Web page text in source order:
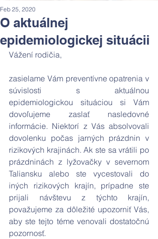
O aktuálnej
epidemiologickej situácii
Feb 25, 2020
Vážení rodičia,
zasielame Vám preventívne opatrenia v
súvislosti s aktuálnou
epidemiologickou situáciou si Vám
dovoľujeme zaslať nasledovné
informácie. Niektorí z Vás absolvovali
dovolenku počas jarných prázdnin v
rizikových krajinách. Ak ste sa vrátili po
prázdninách z lyžovačky v severnom
Taliansku alebo ste vycestovali do
iných rizikových krajín, prípadne ste
prijali návštevu z týchto krajín,
považujeme za dôležité upozorniť Vás,
aby ste tejto téme venovali dostatočnú
pozornosť.